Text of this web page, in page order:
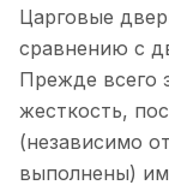
Царговые
сравнению с
Прежде всего
жесткость,
(независимо
выполнены)